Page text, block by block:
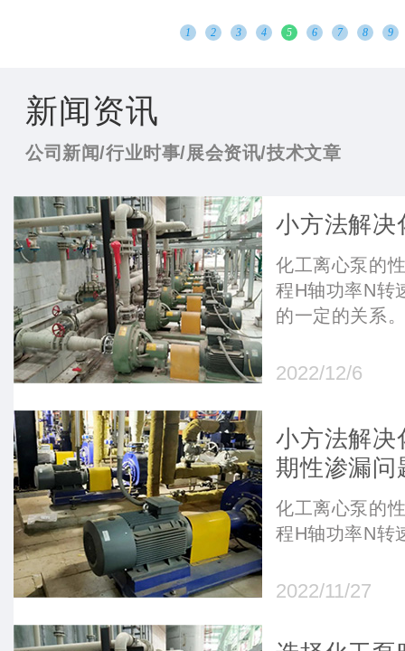
1 2 3 4 5 6 7 8 9
新闻资讯
公司新闻/行业时事/展会资讯/技术文章
小方法解决
化工离心泵的
程H轴功率N转
的一定的关系
2022/12/6
小方法解决
期性渗漏问
化工离心泵的
程H轴功率N转
2022/11/27